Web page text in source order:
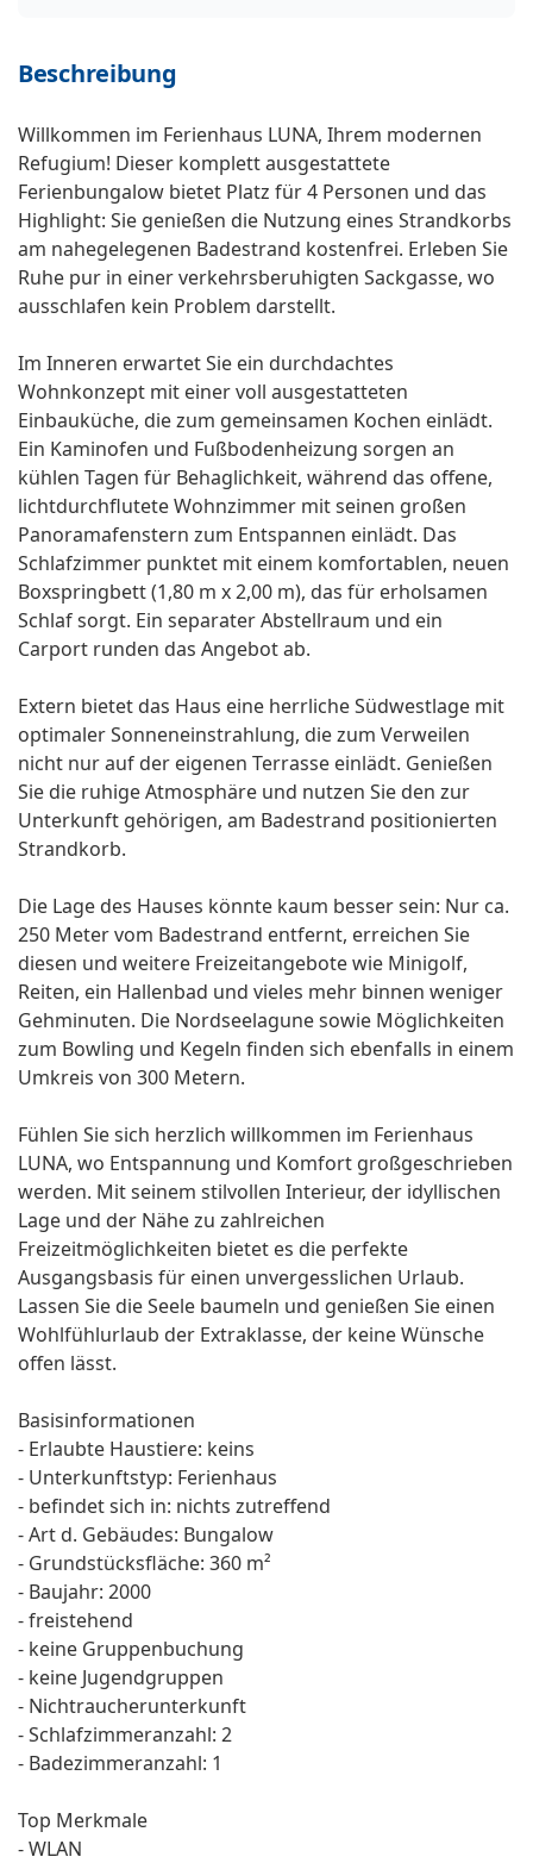
Beschreibung
Willkommen im Ferienhaus LUNA, Ihrem modernen
Refugium! Dieser komplett ausgestattete
Ferienbungalow bietet Platz für 4 Personen und das
Highlight: Sie genießen die Nutzung eines Strandkorbs
am nahegelegenen Badestrand kostenfrei. Erleben Sie
Ruhe pur in einer verkehrsberuhigten Sackgasse, wo
ausschlafen kein Problem darstellt.
Im Inneren erwartet Sie ein durchdachtes
Wohnkonzept mit einer voll ausgestatteten
Einbauküche, die zum gemeinsamen Kochen einlädt.
Ein Kaminofen und Fußbodenheizung sorgen an
kühlen Tagen für Behaglichkeit, während das offene,
lichtdurchflutete Wohnzimmer mit seinen großen
Panoramafenstern zum Entspannen einlädt. Das
Schlafzimmer punktet mit einem komfortablen, neuen
Boxspringbett (1,80 m x 2,00 m), das für erholsamen
Schlaf sorgt. Ein separater Abstellraum und ein
Carport runden das Angebot ab.
Extern bietet das Haus eine herrliche Südwestlage mit
optimaler Sonneneinstrahlung, die zum Verweilen
nicht nur auf der eigenen Terrasse einlädt. Genießen
Sie die ruhige Atmosphäre und nutzen Sie den zur
Unterkunft gehörigen, am Badestrand positionierten
Strandkorb.
Die Lage des Hauses könnte kaum besser sein: Nur ca.
250 Meter vom Badestrand entfernt, erreichen Sie
diesen und weitere Freizeitangebote wie Minigolf,
Reiten, ein Hallenbad und vieles mehr binnen weniger
Gehminuten. Die Nordseelagune sowie Möglichkeiten
zum Bowling und Kegeln finden sich ebenfalls in einem
Umkreis von 300 Metern.
Fühlen Sie sich herzlich willkommen im Ferienhaus
LUNA, wo Entspannung und Komfort großgeschrieben
werden. Mit seinem stilvollen Interieur, der idyllischen
Lage und der Nähe zu zahlreichen
Freizeitmöglichkeiten bietet es die perfekte
Ausgangsbasis für einen unvergesslichen Urlaub.
Lassen Sie die Seele baumeln und genießen Sie einen
Wohlfühlurlaub der Extraklasse, der keine Wünsche
offen lässt.
Basisinformationen
- Erlaubte Haustiere: keins
- Unterkunftstyp: Ferienhaus
- befindet sich in: nichts zutreffend
- Art d. Gebäudes: Bungalow
- Grundstücksfläche: 360 m²
- Baujahr: 2000
- freistehend
- keine Gruppenbuchung
- keine Jugendgruppen
- Nichtraucherunterkunft
- Schlafzimmeranzahl: 2
- Badezimmeranzahl: 1
Top Merkmale
- WLAN